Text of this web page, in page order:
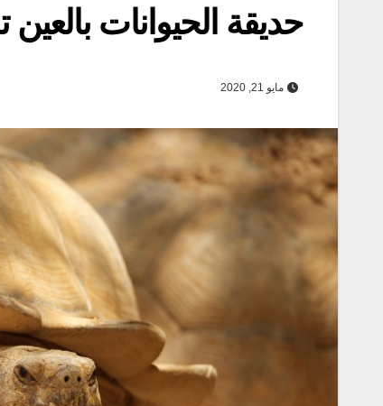
حديقة الحيوانات
مايو 21, 2020